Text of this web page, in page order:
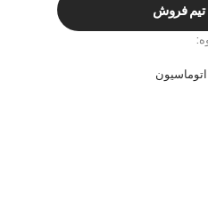
تیم فروش
اتوماسیون